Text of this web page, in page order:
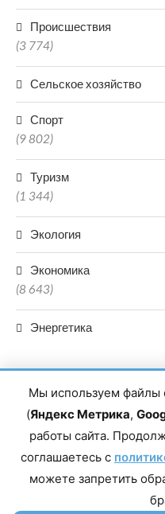
Происшествия
(3 774)
Сельское хозяйство
Спорт
(9 802)
Туризм
(1 344)
Экология
Экономика
(8 643)
Энергетика
Главный редактор
Контакты редакции: 8(988)-
Республика Дагестан, г.
права защищены.
запрещено, частичное
Мы используем файлы
(Яндекс Метрика,
работы сайта.
соглашаетесь с
можете запретить